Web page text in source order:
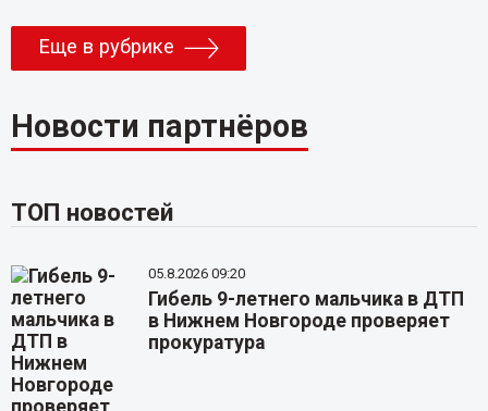
Еще в рубрике
Новости партнёров
ТОП новостей
05.8.2026 09:20
Гибель 9-летнего мальчика в ДТП
в Нижнем Новгороде проверяет
прокуратура